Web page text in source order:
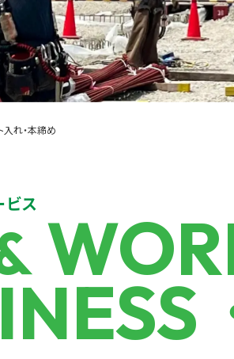
入れ・本締め
ス